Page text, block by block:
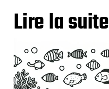
Lire la suite